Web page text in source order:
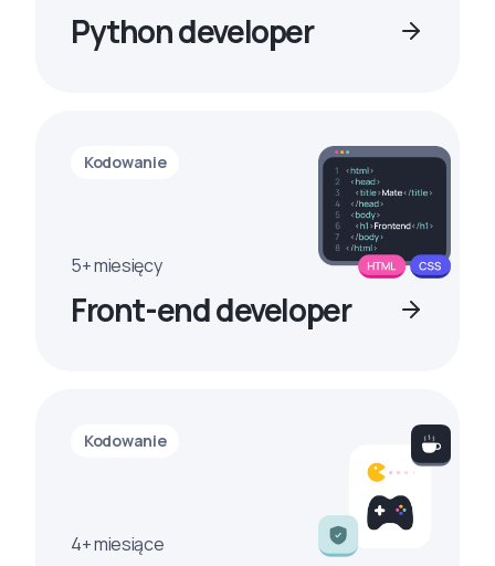
Python developer
Kodowanie
5+ miesięcy
Front-end developer
Kodowanie
4+ miesiące